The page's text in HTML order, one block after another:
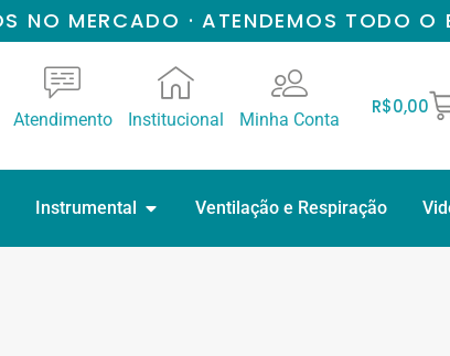
NO MERCADO · ATENDEMOS TODO O
Atendimento Institucional Minha Conta
R$0,00
Instrumental Ventilação e Respiração